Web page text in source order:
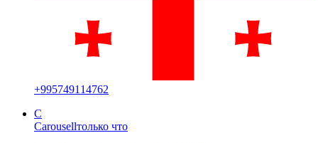
+995749114762
C
Carousellтолько что